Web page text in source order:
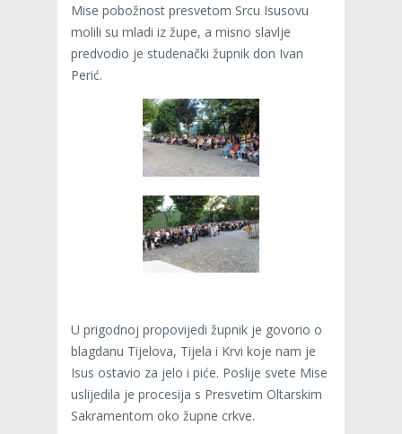
Mise pobožnost presvetom Srcu Isusovu
molili su mladi iz župe, a misno slavlje
predvodio je studenački župnik don Ivan
Perić.
U prigodnoj propovijedi župnik je govorio o
blagdanu Tijelova, Tijela i Krvi koje nam je
Isus ostavio za jelo i piće. Poslije svete Mise
uslijedila je procesija s Presvetim Oltarskim
Sakramentom oko župne crkve.